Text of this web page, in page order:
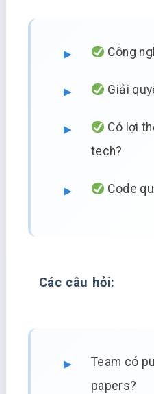
Công
Giải
Có lợi
tech?
Code
Các câu hỏi:
Team có
papers?